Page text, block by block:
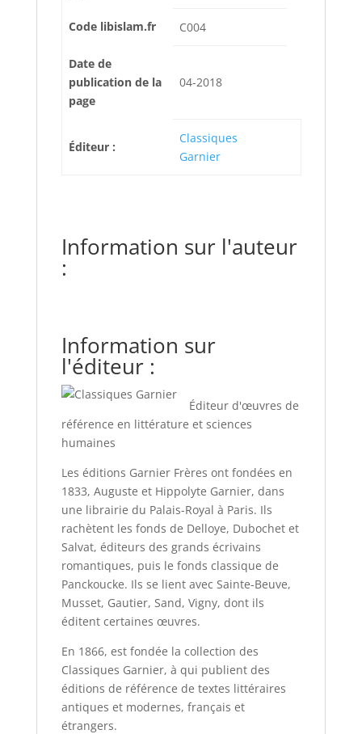
Code libislam.fr C004
Date de
publication de la
page
04-2018
Éditeur :
Classiques
Garnier
Information sur l'auteur
:
Information sur
l'éditeur :
Éditeur d'œuvres de
référence en littérature et sciences
humaines
Les éditions Garnier Frères ont fondées en
1833, Auguste et Hippolyte Garnier, dans
une librairie du Palais-Royal à Paris. Ils
rachètent les fonds de Delloye, Dubochet et
Salvat, éditeurs des grands écrivains
romantiques, puis le fonds classique de
Panckoucke. Ils se lient avec Sainte-Beuve,
Musset, Gautier, Sand, Vigny, dont ils
éditent certaines œuvres.
En 1866, est fondée la collection des
Classiques Garnier, à qui publient des
éditions de référence de textes littéraires
antiques et modernes, français et
étrangers.